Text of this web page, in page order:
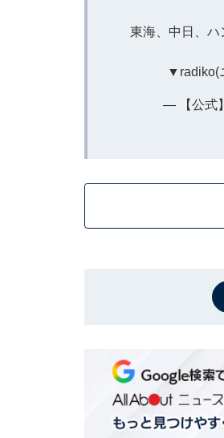
東海、中日、ハ
▼radiko(
— 【公式